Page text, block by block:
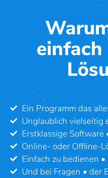
einfach
Ein Programm das
Unglaublich vielseitig
Erstklassige
Online- oder Offline-
Einfach zu bedienen
Und bei Fragen • der